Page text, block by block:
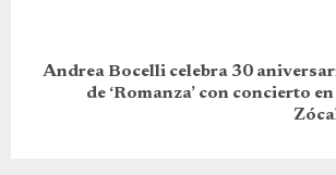
Andrea Bocelli celebra 30
de ‘Romanza’ con concierto